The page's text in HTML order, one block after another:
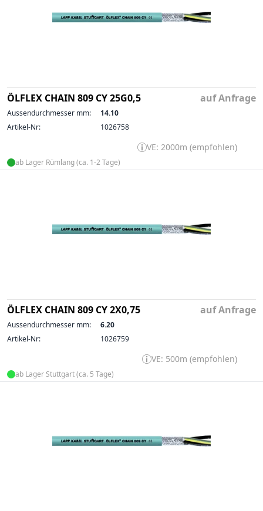
ÖLFLEX CHAIN 809 CY 25G0,5 auf Anfrage
Aussendurchmesser mm:
14.10
Artikel-Nr:
1026758
VE: 2000m (empfohlen)
ab Lager Rümlang (ca. 1-2 Tage)
ÖLFLEX CHAIN 809 CY 2X0,75 auf Anfrage
Aussendurchmesser mm:
6.20
Artikel-Nr:
1026759
VE: 500m (empfohlen)
ab Lager Stuttgart (ca. 5 Tage)